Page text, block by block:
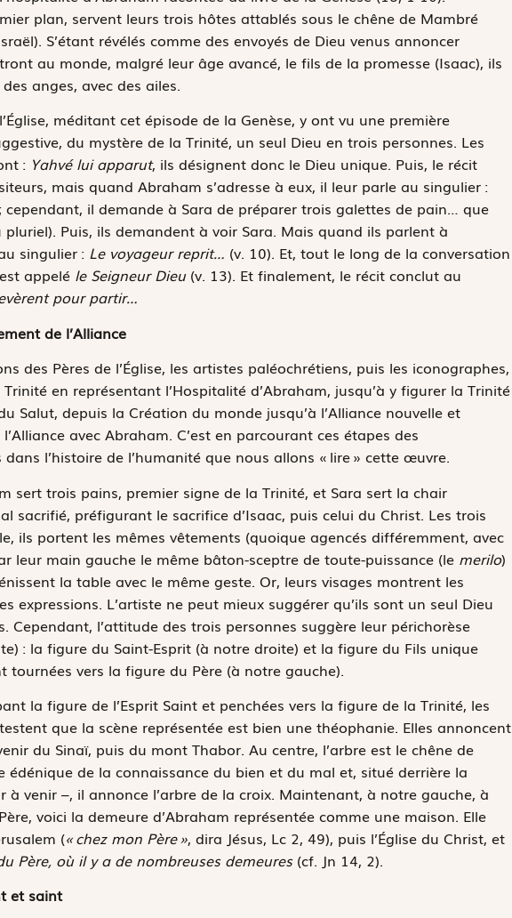
plan, servent leurs trois hôtes attablés sous le chêne de Mambré
S’étant révélés comme des envoyés de Dieu venus annoncer
au monde, malgré leur âge avancé, le fils de la promesse (Isaac), ils
anges, avec des ailes.
méditant cet épisode de la Genèse, y ont vu une première
du mystère de la Trinité, un seul Dieu en trois personnes. Les
: Yahvé lui apparut, ils désignent donc le Dieu unique. Puis, le récit
mais quand Abraham s’adresse à eux, il leur parle au singulier :
cependant, il demande à Sara de préparer trois galettes de pain… que
Puis, ils demandent à voir Sara. Mais quand ils parlent à
singulier : Le voyageur reprit… (v. 10). Et, tout le long de la conversation
appelé le Seigneur Dieu(v. 13). Et finalement, le récit conclut au
pour partir…
de l’Alliance
des Pères de l’Église, les artistes paléochrétiens, puis les iconographes,
en représentant l’Hospitalité d’Abraham, jusqu’à y figurer la Trinité
Salut, depuis la Création du monde jusqu’à l’Alliance nouvelle et
avec Abraham. C’est en parcourant ces étapes des
l’histoire de l’humanité que nous allons « lire » cette œuvre.
sert trois pains, premier signe de la Trinité, et Sara sert la chair
sacrifié, préfigurant le sacrifice d’Isaac, puis celui du Christ. Les trois
ils portent les mêmes vêtements (quoique agencés différemment, avec
leur main gauche le même bâton-sceptre de toute-puissance (le merilo)
la table avec le même geste. Or, leurs visages montrent les
expressions. L’artiste ne peut mieux suggérer qu’ils sont un seul Dieu
Cependant, l’attitude des trois personnes suggère leur périchorèse
: la figure du Saint-Esprit (à notre droite) et la figure du Fils unique
tournées vers la figure du Père (à notre gauche).
la figure de l’Esprit Saint et penchées vers la figure de la Trinité, les
que la scène représentée est bien une théophanie. Elles annoncent
du Sinaï, puis du mont Thabor. Au centre, l’arbre est le chêne de
édénique de la connaissance du bien et du mal et, situé derrière la
à venir –, il annonce l’arbre de la croix. Maintenant, à notre gauche, à
voici la demeure d’Abraham représentée comme une maison. Elle
(« chez mon Père », dira Jésus, Lc 2, 49), puis l’Église du Christ, et
Père, où il y a de nombreuses demeures(cf. Jn 14, 2).
et saint